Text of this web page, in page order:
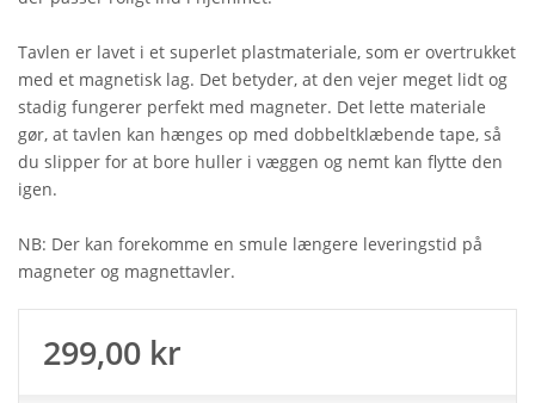
Tavlen er lavet i et superlet plastmateriale, som er overtrukket
med et magnetisk lag. Det betyder, at den vejer meget lidt og
stadig fungerer perfekt med magneter. Det lette materiale
gør, at tavlen kan hænges op med dobbeltklæbende tape, så
du slipper for at bore huller i væggen og nemt kan flytte den
igen.
NB: Der kan forekomme en smule længere leveringstid på
magneter og magnettavler.
299,00 kr